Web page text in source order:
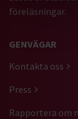
föreläsningar.
GENVÄGAR
Kontakta oss
Press
Rapportera om